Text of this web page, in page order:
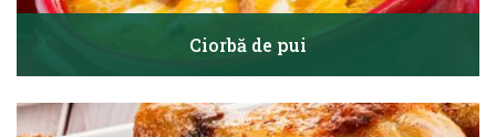
Ciorbă de pui